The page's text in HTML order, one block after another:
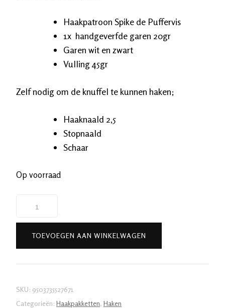
Haakpatroon Spike de Puffervis
1x handgeverfde garen 20gr
Garen wit en zwart
Vulling 45gr
Zelf nodig om de knuffel te kunnen haken;
Haaknaald 2,5
Stopnaald
Schaar
Op voorraad
aantal
TOEVOEGEN AAN WINKELWAGEN
SKU: 9503735527671
Categorieën: Haakpakketten, Haken